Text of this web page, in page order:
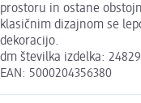
prostoru in ostane
klasičnim dizajnom se
dekoracijo.
dm številka izdelka:
EAN: 5000204356380